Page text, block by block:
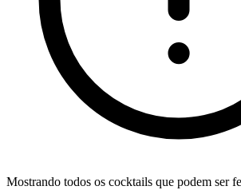
Mostrando todos os cocktails que podem ser